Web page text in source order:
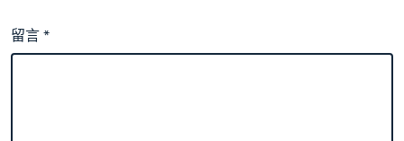
留言*